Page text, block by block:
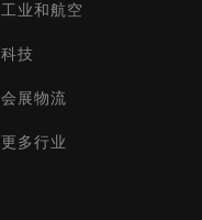
工业和航空
科技
会展物流
更多行业